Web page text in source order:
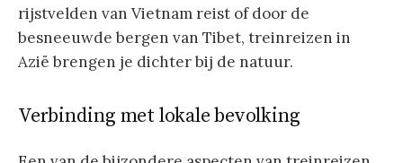
rijstvelden van Vietnam reist of door de
besneeuwde bergen van Tibet, treinreizen in
Azië brengen je dichter bij de natuur.
Verbinding met lokale bevolking